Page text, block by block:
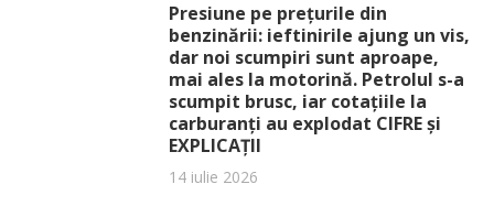
Presiune pe prețurile din
benzinării: ieftinirile ajung un vis,
dar noi scumpiri sunt aproape,
mai ales la motorină. Petrolul s-a
scumpit brusc, iar cotațiile la
carburanți au explodat CIFRE și
EXPLICAȚII
14 iulie 2026